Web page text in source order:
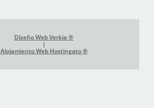
Diseño Web Verkia ®
|
Alojamiento Web Hostingato ®